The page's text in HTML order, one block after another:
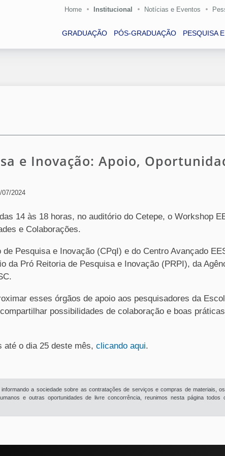
Home Institucional Notícias e Eventos
GRADUAÇÃO PÓS-GRADUAÇÃO PESQUISA
e Inovação: Apoio,
2024
14 às 18 horas, no auditório do Cetepe, o Workshop
e Colaborações.
Pesquisa e Inovação (CPqI) e do Centro Avançado
da Pró Reitoria de Pesquisa e Inovação (PRPI), da
esses órgãos de apoio aos pesquisadores da
possibilidades de colaboração e boas
o dia 25 deste mês, clicando aqui.
a sociedade sobre as contratações de serviços e compras de materiais,
e outras oportunidades de livre concorrência, reunimos nesta página todos